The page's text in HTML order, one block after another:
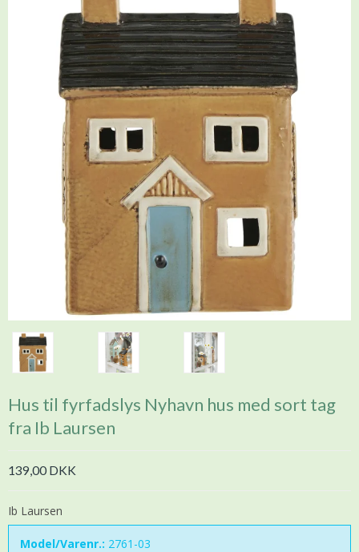
Hus til fyrfadslys Nyhavn hus med sort tag
fra Ib Laursen
139,00 DKK
Ib Laursen
Model/Varenr.: 2761-03